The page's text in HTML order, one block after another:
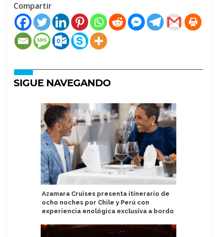
Compartir
SIGUE NAVEGANDO
Azamara Cruises presenta itinerario de
ocho noches por Chile y Perú con
experiencia enológica exclusiva a bordo